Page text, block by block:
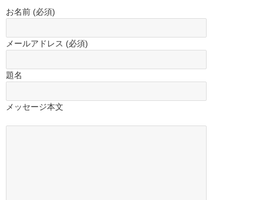
お名前 (必須)
メールアドレス (必須)
題名
メッセージ本文